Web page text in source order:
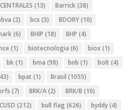
(13) Barrick(38)
(2) bcs (3) BDORY(10)
(6) BHIP (18) BHP (4)
(1) biotecnologia (6) biox (1)
bk(1) bma (98) bnb (1) bolt (4)
bpat (1) Brasil (1055)
(7) BRK/A(2) BRK/B (10)
(212) bull flag (626) byddy(4)